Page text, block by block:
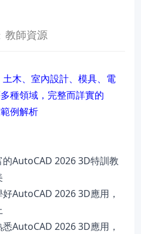
教師資源
木、室內設計、模具、電
種領域，完整而詳實的
例解析
AutoCAD 2026 3D特訓教
AutoCAD 2026 3D應用，
AutoCAD 2026 3D應用，